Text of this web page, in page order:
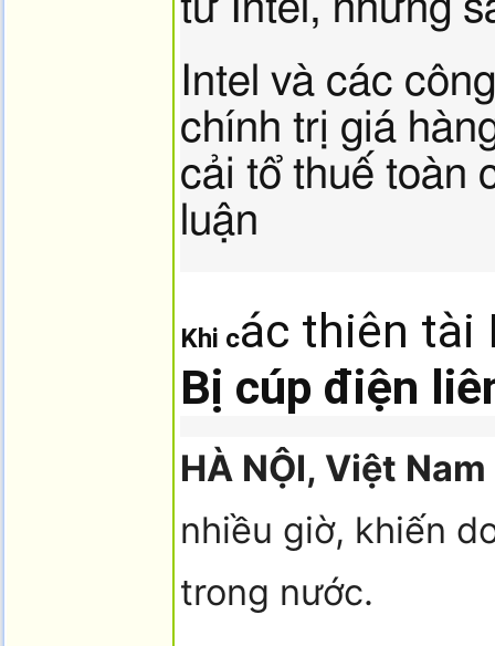
từ Intel, nhưng
Intel và các
chính trị giá
cải tổ thuế toàn
luận
Khi các thiên tài
Bị cúp điện
HÀ NỘI, Việt
nhiều giờ, khiến
trong nước.